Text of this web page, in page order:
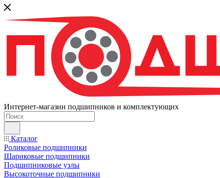
Интернет-магазин подшипников и комплектующих
Каталог
Роликовые подшипники
Шариковые подшипники
Подшипниковые узлы
Высокоточные подшипники